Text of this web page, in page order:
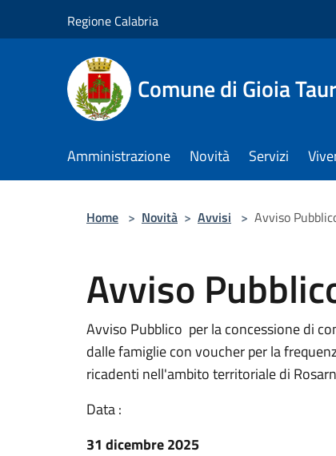
Regione Calabria
Comune di Gioia
Amministrazione Novità Servizi
Home > Novità > Avvisi > Avviso
Avviso
Avviso Pubblico per la concessione di
dalle famiglie con voucher per la
ricadenti nell'ambito territoriale di
Data :
31 dicembre 2025